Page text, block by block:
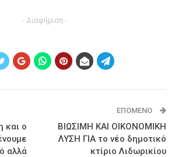
- Διαφήμιση -
και ο
αλλά
ΕΠΌΜΕΝΟ
ΒΙΩΣΙΜΗ ΚΑΙ ΟΙΚΟΝΟΜΙΚΗ
ΛΥΣΗ ΓΙΑ το νέο δημοτικό
κτίριο Λιδωρικίου